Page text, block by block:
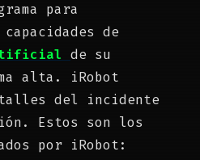
para
de
de su
alta. iRobot
del incidente
Estos son los
por iRobot: